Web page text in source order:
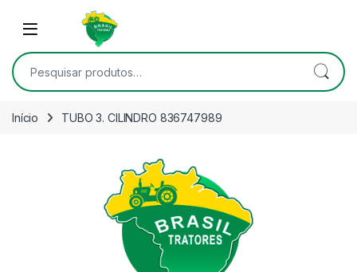
Skip to navigation
Open
Pesquisar por:
Início TUBO 3. CILINDRO 836747989